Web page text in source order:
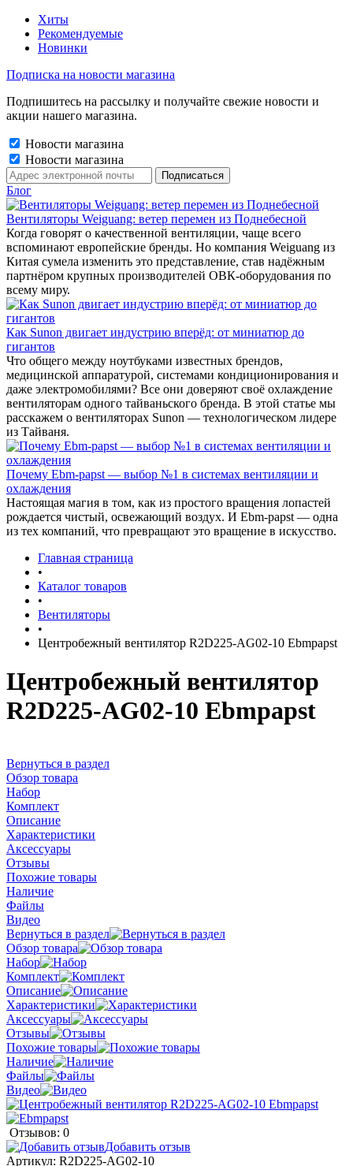
Хиты
Рекомендуемые
Новинки
Подписка на новости магазина
Подпишитесь на рассылку и получайте свежие новости и
акции нашего магазина.
Новости магазина
Новости магазина
Блог
Вентиляторы Weiguang: ветер перемен из Поднебесной
Когда говорят о качественной вентиляции, чаще всего
вспоминают европейские бренды. Но компания Weiguang из
Китая сумела изменить это представление, став надёжным
партнёром крупных производителей ОВК-оборудования по
всему миру.
Как Sunon двигает индустрию вперёд: от миниатюр до
гигантов
Что общего между ноутбуками известных брендов,
медицинской аппаратурой, системами кондиционирования и
даже электромобилями? Все они доверяют своё охлаждение
вентиляторам одного тайваньского бренда. В этой статье мы
расскажем о вентиляторах Sunon — технологическом лидере
из Тайваня.
Почему Ebm-papst — выбор №1 в системах вентиляции и
охлаждения
Настоящая магия в том, как из простого вращения лопастей
рождается чистый, освежающий воздух. И Ebm-papst — одна
из тех компаний, что превращают это вращение в искусство.
Главная страница
•
Каталог товаров
•
Вентиляторы
•
Центробежный вентилятор R2D225-AG02-10 Ebmpapst
Центробежный вентилятор
R2D225-AG02-10 Ebmpapst
Вернуться в раздел
Обзор товара
Набор
Комплект
Описание
Характеристики
Аксессуары
Отзывы
Похожие товары
Наличие
Файлы
Видео
Вернуться в раздел
Обзор товара
Набор
Комплект
Описание
Характеристики
Аксессуары
Отзывы
Похожие товары
Наличие
Файлы
Видео
Отзывов: 0
Добавить отзыв
Артикул: R2D225-AG02-10